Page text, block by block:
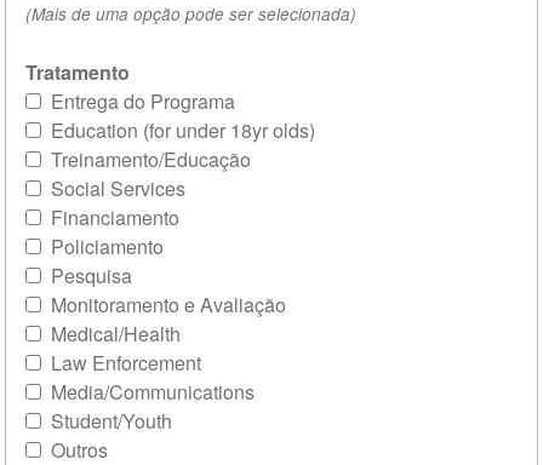
(Mais de uma opção pode ser selecionada)
Tratamento
Entrega do Programa
Education (for under 18yr olds)
Treinamento/Educação
Social Services
Financiamento
Policiamento
Pesquisa
Monitoramento e Avaliação
Medical/Health
Law Enforcement
Media/Communications
Student/Youth
Outros